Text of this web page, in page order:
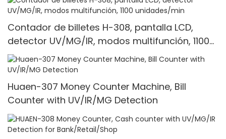
Contador de billetes H-308, pantalla LCD,
detector UV/MG/IR, modos multifunción, 1100
unidades/min
Huaen-307 Money Counter Machine, Bill
Counter with UV/IR/MG Detection